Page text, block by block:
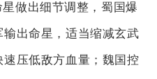
做出细节调整，蜀国爆
出命星，适当缩减玄武
压低敌方血量；魏国控